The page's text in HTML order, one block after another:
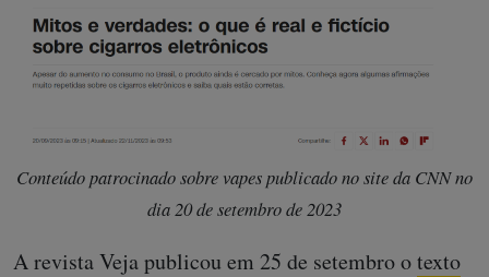
Conteúdo patrocinado sobre vapes publicado no site da CNN no
dia 20 de setembro de 2023
A revista Veja publicou em 25 de setembro otexto